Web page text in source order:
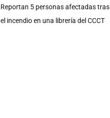
Reportan 5 personas afectadas tras
el incendio en una librería del CCCT